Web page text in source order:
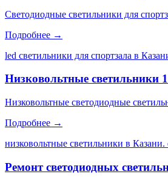
Светодиодные светильники для
Подробнее →
led светильники для спортзала в
Низковольтные светильники
Низковольтные светодиодные
Подробнее →
низковольтные светильники в
Ремонт светодиодных